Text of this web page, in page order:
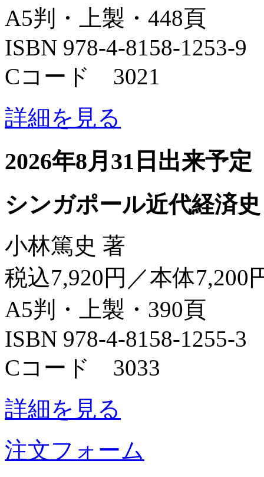
A5判・上製・448頁
ISBN 978-4-8158-1253-9
Cコード 3021
詳細を見る
2026年8月31日出来予定
シンガポール近代経済史
小林篤史 著
税込7,920円／本体7,200
A5判・上製・390頁
ISBN 978-4-8158-1255-3
Cコード 3033
詳細を見る
注文フォーム